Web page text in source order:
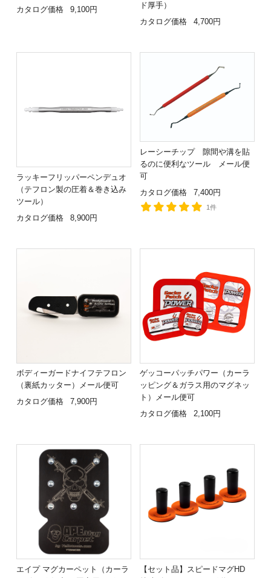
カタログ価格
9,100円
ド厚手）
カタログ価格
4,700円
ラッキーフリッパーペンデュオ
（テフロン製の圧着＆巻き込み
ツール）
カタログ価格
8,900円
レーシーチップ 隙間や溝を貼
るのに便利なツール メール便
可
カタログ価格
7,400円
1件
ボディーガードナイフテフロン
（裏紙カッター）メール便可
カタログ価格
7,900円
ゲッコーパッチパワー（カーラ
ッピング＆ガラス用のマグネッ
ト）メール便可
カタログ価格
2,100円
エイプ マグカーペット（カーラ
【セット品】スピードマグHD